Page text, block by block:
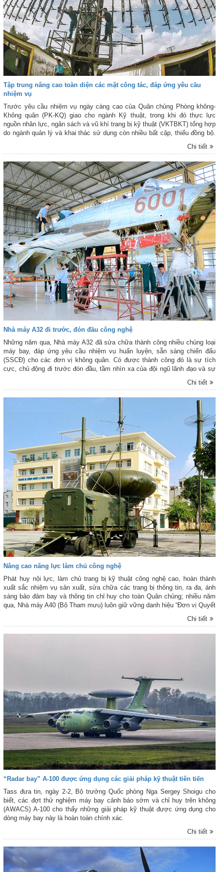
Tập trung nâng cao toàn diện các mặt công tác, đáp ứng yêu cầu
nhiệm vụ
Trước yêu cầu nhiệm vụ ngày càng cao của Quân chủng Phòng không-
Không quân (PK-KQ) giao cho ngành Kỹ thuật, trong khi đó thực lực
nguồn nhân lực, ngân sách và vũ khí trang bị kỹ thuật (VKTBKT) tổng hợp
do ngành quản lý và khai thác sử dụng còn nhiều bất cập, thiếu đồng bộ.
theo, ngành Kỹ thuật tập trung nâng cao toàn diện các mặt công tác; chú
nghiệp vụ, đáp ứng yêu cầu nhiệm vụ trong mọi tình huống.
Chi tiết
Nhà máy A32 đi trước, đón đầu công nghệ
Những năm qua, Nhà máy A32 đã sửa chữa thành công nhiều chủng loại
máy bay, đáp ứng yêu cầu nhiệm vụ huấn luyện, sẵn sàng chiến đấu
(SSCĐ) cho các đơn vị không quân. Có được thành công đó là sự tích
cực, chủ động đi trước đón đầu, tầm nhìn xa của đội ngũ lãnh đạo và sự
nỗ lực quyết tâm, năng động, sáng tạo của đội ngũ cán bộ, kỹ sư, công
Chi tiết
Nâng cao năng lực làm chủ công nghệ
Phát huy nội lực, làm chủ trang bị kỹ thuật công nghệ cao, hoàn thành
xuất sắc nhiệm vụ sản xuất, sửa chữa các trang bị thông tin, ra đa, ánh
sáng bảo đảm bay và thông tin chỉ huy cho toàn Quân chủng; nhiều năm
qua, Nhà máy A40 (Bộ Tham mưu) luôn giữ vững danh hiệu “Đơn vị Quyết
Chi tiết
“Radar bay” A-100 được ứng dụng các giải pháp kỹ thuật tiên tiến
Tass đưa tin, ngày 2-2, Bộ trưởng Quốc phòng Nga Sergey Shoigu cho
biết, các đợt thử nghiệm máy bay cảnh báo sớm và chỉ huy trên không
(AWACS) A-100 cho thấy những giải pháp kỹ thuật được ứng dụng cho
dòng máy bay này là hoàn toàn chính xác.
Chi tiết